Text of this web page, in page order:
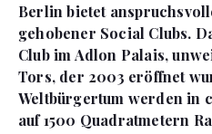
Berlin bietet
gehobener Social Clubs.
Club im Adlon Palais,
Tors, der 2003 eröffnet
Weltbürgertum werden in
auf 1500 Quadratmetern